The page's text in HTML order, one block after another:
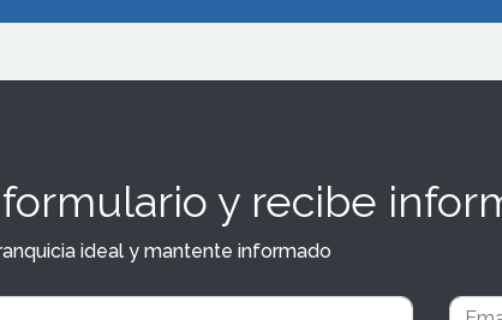
y recibe
ideal y mantente informado